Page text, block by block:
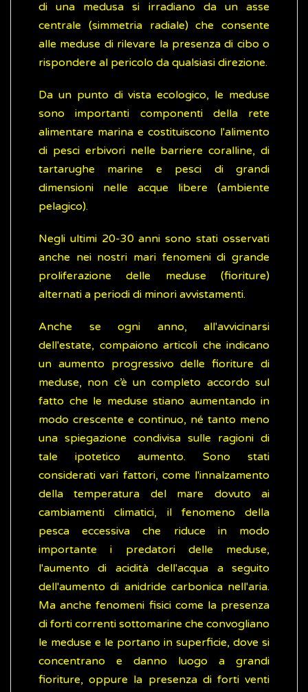
di una medusa si irradiano da un asse
centrale (simmetria radiale) che consente
alle meduse di rilevare la presenza di cibo o
rispondere al pericolo da qualsiasi direzione.
Da un punto di vista ecologico, le meduse
sono importanti componenti della rete
alimentare marina e costituiscono l'alimento
di pesci erbivori nelle barriere coralline, di
tartarughe marine e pesci di grandi
dimensioni nelle acque libere (ambiente
pelagico).
Negli ultimi 20-30 anni sono stati osservati
anche nei nostri mari fenomeni di grande
proliferazione delle meduse (fioriture)
alternati a periodi di minori avvistamenti.
Anche se ogni anno, all'avvicinarsi
dell'estate, compaiono articoli che indicano
un aumento progressivo delle fioriture di
meduse, non c’è un completo accordo sul
fatto che le meduse stiano aumentando in
modo crescente e continuo, né tanto meno
una spiegazione condivisa sulle ragioni di
tale ipotetico aumento. Sono stati
considerati vari fattori, come l'innalzamento
della temperatura del mare dovuto ai
cambiamenti climatici, il fenomeno della
pesca eccessiva che riduce in modo
importante i predatori delle meduse,
l'aumento di acidità dell'acqua a seguito
dell'aumento di anidride carbonica nell'aria.
Ma anche fenomeni fisici come la presenza
di forti correnti sottomarine che convogliano
le meduse e le portano in superficie, dove si
concentrano e danno luogo a grandi
fioriture, oppure la presenza di forti venti